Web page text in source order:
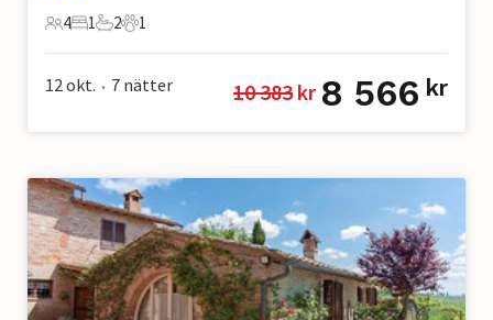
4 Gäster
4
1 Sovrum
1
2 Badrum
2
1 Husdjur
1
12 okt. • 7 nätter 10 383 kr 8 566 kr